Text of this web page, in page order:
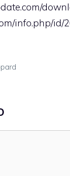
info.php/